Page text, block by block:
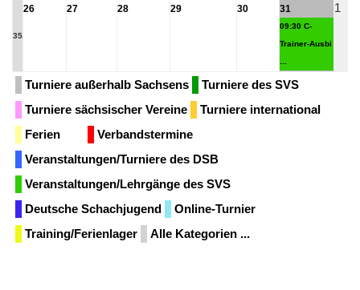
35
26 27 28 29 30 31
09:30 C-
Trainer-Ausbi
1
Turniere außerhalb Sachsens
Turniere des SVS
Turniere sächsischer Vereine
Turniere international
Ferien
Verbandstermine
Veranstaltungen/Turniere des DSB
Veranstaltungen/Lehrgänge des SVS
Deutsche Schachjugend
Online-Turnier
Training/Ferienlager
Alle Kategorien ...